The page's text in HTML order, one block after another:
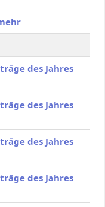
des Jahres
des Jahres
des Jahres
des Jahres